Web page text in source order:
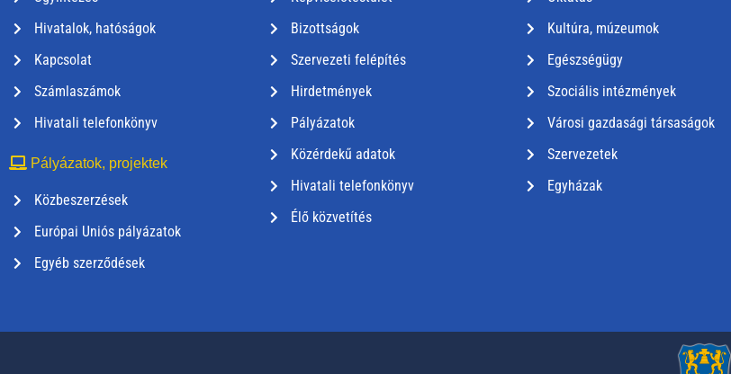
Hivatalok, hatóságok
Kapcsolat
Számlaszámok
Hivatali telefonkönyv
Pályázatok, projektek
Közbeszerzések
Európai Uniós pályázatok
Egyéb szerződések
Bizottságok
Szervezeti felépítés
Hirdetmények
Pályázatok
Közérdekű adatok
Hivatali telefonkönyv
Élő közvetítés
Kultúra, múzeumok
Egészségügy
Szociális intézmények
Városi gazdasági társaságok
Szervezetek
Egyházak